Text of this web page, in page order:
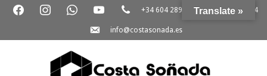
+34 604 289 264 +34 865 796 054
info@costasonada.es
Translate »